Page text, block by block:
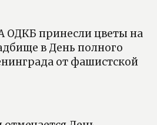
ОДКБ принесли цветы на
в День полного
от фашистской